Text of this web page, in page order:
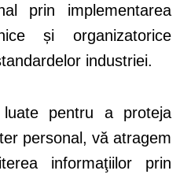
prin implementarea
și organizatorice
industriei.
pentru a proteja
personal, vă atragem
informaţiilor prin